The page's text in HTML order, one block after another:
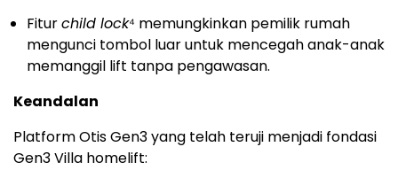
Fiturchild lock⁴ memungkinkan pemilik rumah
mengunci tombol luar untuk mencegah anak-anak
memanggil lift tanpa pengawasan.
Keandalan
Platform Otis Gen3 yang telah teruji menjadi fondasi
Gen3 Villa homelift: